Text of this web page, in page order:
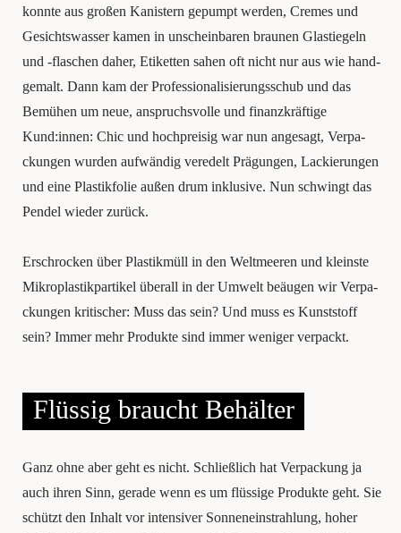
konn­te aus gro­ßen Kanis­tern gepumpt wer­den, Cremes und
Gesichts­was­ser kamen in unschein­ba­ren brau­nen Glas­tie­geln
und ‑fla­schen daher, Eti­ket­ten sahen oft nicht nur aus wie hand­
ge­malt. Dann kam der Pro­fes­sio­na­li­sie­rungs­schub und das
Bemühen um neue, anspruchs­vol­le und finanz­kräf­ti­ge
Kund:innen: Chic und hoch­prei­sig war nun ange­sagt, Ver­pa­
ckun­gen wur­den auf­wän­dig ver­edelt Prä­gun­gen, Lackie­run­gen
und eine Plas­tik­fo­lie außen drum inklu­si­ve. Nun schwingt das
Pen­del wie­der zurück.
Erschro­cken über Plastikmüll in den Welt­mee­ren und kleins­te
Mikro­plas­tik­par­ti­kel überall in der Umwelt beäu­gen wir Ver­pa­
ckun­gen kri­ti­scher: Muss das sein? Und muss es Kunst­stoff
sein? Immer mehr Pro­duk­te sind immer weni­ger verpackt.
Flüs­sig braucht Behälter
Ganz ohne aber geht es nicht. Schließ­lich hat Ver­pa­ckung ja
auch ihren Sinn, gera­de wenn es um flüssige Pro­duk­te geht. Sie
schützt den Inhalt vor inten­si­ver Son­nen­ein­strah­lung, hoher